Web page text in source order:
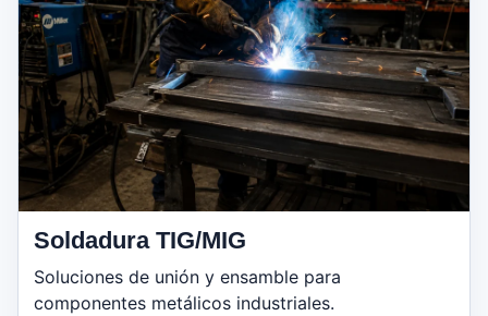
Soldadura TIG/MIG
Soluciones de unión y ensamble para
componentes metálicos industriales.